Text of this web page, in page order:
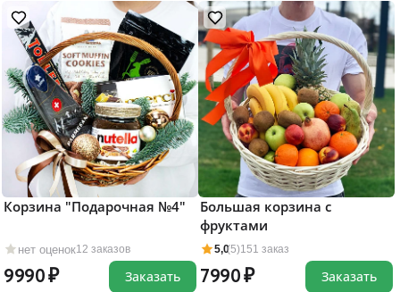
нет оценок12 заказов
Корзина "Подарочная №4"
9990 Заказать
5,0(5)151 заказ
Большая корзина с
фруктами
7990 Заказать